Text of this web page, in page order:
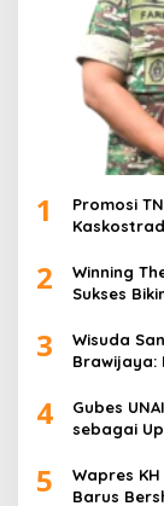
1
Promosi
Kaskostrad
2
Winning
Sukses
3
Wisuda
Brawijaya:
4
Gubes
sebagai
5
Wapres
Barus